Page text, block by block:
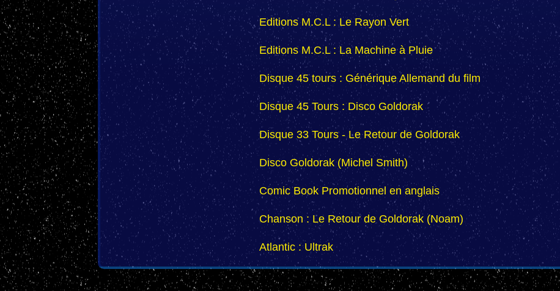
Editions M.C.L : Le Rayon Vert
Editions M.C.L : La Machine à Pluie
Disque 45 tours : Générique Allemand du film
Disque 45 Tours : Disco Goldorak
Disque 33 Tours - Le Retour de Goldorak
Disco Goldorak (Michel Smith)
Comic Book Promotionnel en anglais
Chanson : Le Retour de Goldorak (Noam)
Atlantic : Ultrak